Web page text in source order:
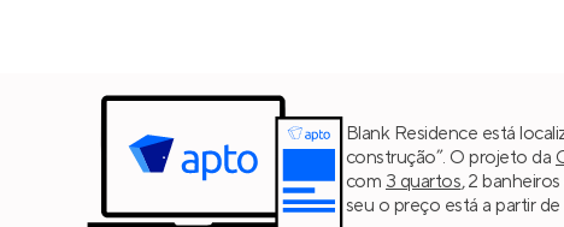
Blank Residence está
construção”. O projeto da
com 3 quartos, 2
seu o preço está a partir